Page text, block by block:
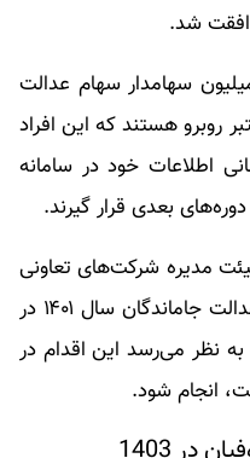
شد.
سهامدار سهام عدالت
روبرو هستند که این افراد
اطلاعات خود در سامانه
بعدی قرار گیرند.
مدیره شرکت‌های تعاونی
سهام عدالت کشور - سود سهام عدالت جاماندگان سال ۱۴۰۱ در
می‌شود که به نظر می‌رسد این اقدام در